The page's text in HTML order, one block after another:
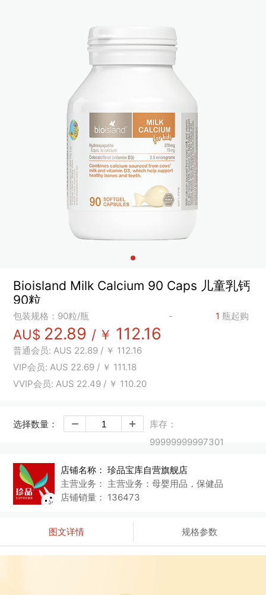
Bioisland Milk Calcium 90 Caps 儿童乳钙
90粒
包装规格：90粒/瓶 - 1 瓶起购
AU$ 22.89 / ￥ 112.16
普通会员:AUS 22.89 / ￥ 112.16
VIP会员:AUS 22.69 / ￥ 111.18
VVIP会员:AUS 22.49 / ￥ 110.20
选择数量：
库存：
99999999997301
店铺名称： 珍品宝库自营旗舰店
主营业务： 主营业务：母婴用品，保健品
店铺销量： 136473
图文详情 规格参数